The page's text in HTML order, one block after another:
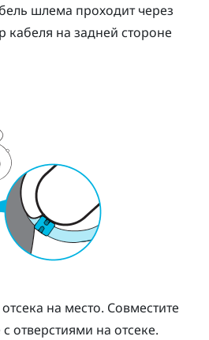
шлема проходит через
кабеля на задней стороне
на место. Совместите
отверстиями на отсеке.